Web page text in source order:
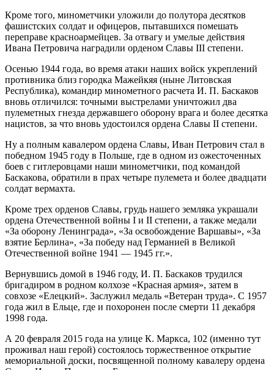
Кроме того, минометчики уложили до полутора десятков
фашистских солдат и офицеров, пытавшихся помешать
переправе красноармейцев. За отвагу и умелые действия
Ивана Петровича наградили орденом Славы III степени.
Осенью 1944 года, во время атаки наших войск укреплений
противника близ городка Мажейкяя (ныне Литовская
Республика), командир минометного расчета И. П. Баскаков
вновь отличился: точными выстрелами уничтожил два
пулеметных гнезда державшего оборону врага и более десятка
нацистов, за что вновь удостоился ордена Славы II степени.
Ну а полным кавалером ордена Славы, Иван Петрович стал в
победном 1945 году в Польше, где в одном из ожесточенных
боев с гитлеровцами наши минометчики, под командой
Баскакова, обратили в прах четыре пулемета и более двадцати
солдат вермахта.
Кроме трех орденов Славы, грудь нашего земляка украшали
ордена Отечественной войны I и II степени, а также медали
«За оборону Ленинграда», «За освобождение Варшавы», «За
взятие Берлина», «За победу над Германией в Великой
Отечественной войне 1941 — 1945 гг.».
Вернувшись домой в 1946 году, И. П. Баскаков трудился
бригадиром в родном колхозе «Красная армия», затем в
совхозе «Елецкий». Заслужил медаль «Ветеран труда». С 1957
года жил в Ельце, где и похоронен после смерти 11 декабря
1998 года.
А 20 февраля 2015 года на улице К. Маркса, 102 (именно тут
проживал наш герой) состоялось торжественное открытие
мемориальной доски, посвященной полному кавалеру ордена